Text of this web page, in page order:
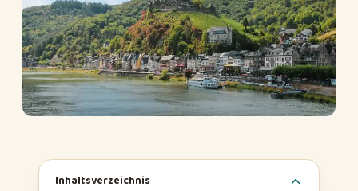
Inhaltsverzeichnis